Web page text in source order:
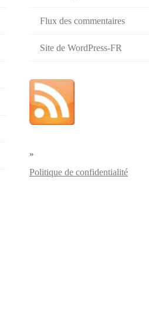
Flux des commentaires
Site de WordPress-FR
»
Politique de confidentialité